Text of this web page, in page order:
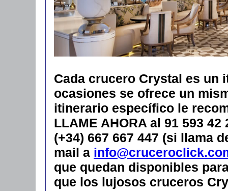
Cada crucero Crystal es un
ocasiones se ofrece un
itinerario específico le
LLAME AHORA al 91 593
(+34) 667 667 447 (si llama
mail a
que quedan disponibles
que los lujosos cruceros